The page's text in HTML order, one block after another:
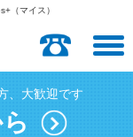
（マイス）
T
o
、大歓迎です